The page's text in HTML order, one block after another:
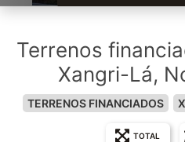
Terrenos
Xangri-Lá,
TERRENOS FINANCIADOS
TOTAL